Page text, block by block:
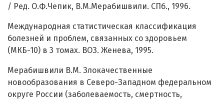
/ Ред. О.Ф.Чепик, В.М.Мерабишвили. СПб., 1996.
Международная статистическая классификация
болезней и проблем, связанных со здоровьем
(МКБ-10) в 3 томах. ВОЗ. Женева, 1995.
Мерабишвили В.М. Злокачественные
новообразования в Северо-Западном федеральном
округе России (заболеваемость, смертность,